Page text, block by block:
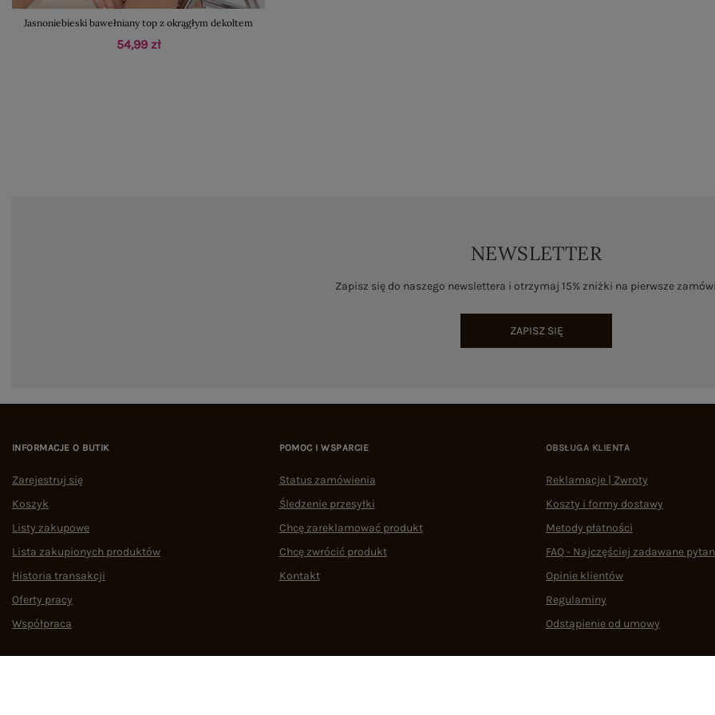
Jasnoniebieski bawełniany top z okrągłym dekoltem
54,99 zł
NEWSLETTER
Zapisz się do naszego newslettera i otrzymaj 15% zniżki na pierwsze
ZAPISZ SIĘ
INFORMACJE O BUTIK
Zarejestruj się
Koszyk
Listy zakupowe
Lista zakupionych produktów
Historia transakcji
Oferty pracy
Współpraca
POMOC I WSPARCIE
Status zamówienia
Śledzenie przesyłki
Chcę zareklamować produkt
Chcę zwrócić produkt
Kontakt
OBSŁUGA KLIENTA
Reklamacje | Zwroty
Koszty i formy dostawy
Metody płatności
FAQ - Najczęściej zadawane
Opinie klientów
Regulaminy
Odstąpienie od umowy